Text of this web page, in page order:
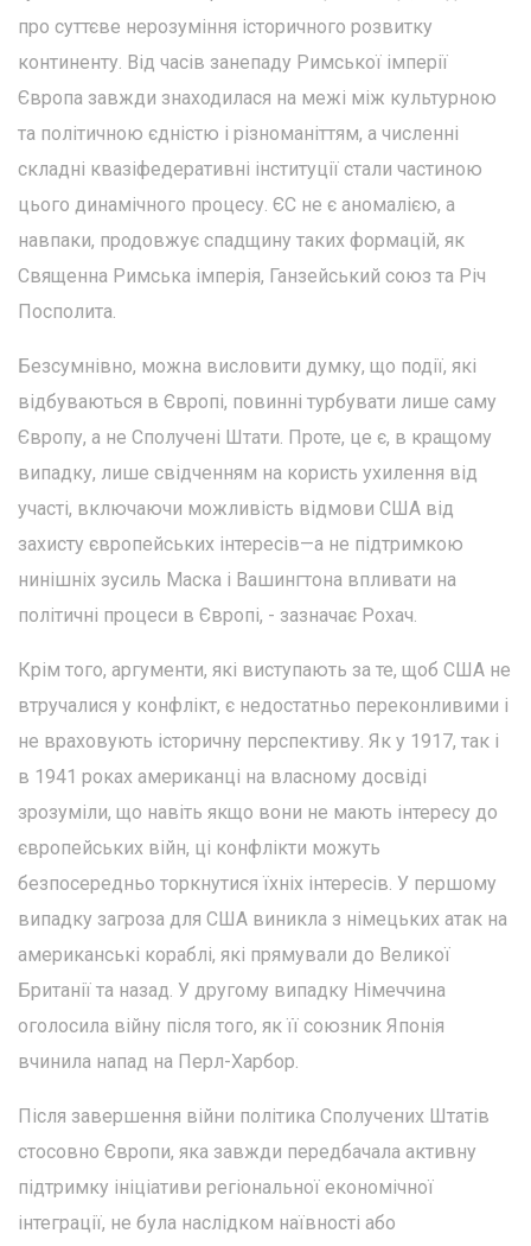
про суттєве нерозуміння історичного розвитку
континенту. Від часів занепаду Римської імперії
Європа завжди знаходилася на межі між культурною
та політичною єдністю і різноманіттям, а численні
складні квазіфедеративні інституції стали частиною
цього динамічного процесу. ЄС не є аномалією, а
навпаки, продовжує спадщину таких формацій, як
Священна Римська імперія, Ганзейський союз та Річ
Посполита.
Безсумнівно, можна висловити думку, що події, які
відбуваються в Європі, повинні турбувати лише саму
Європу, а не Сполучені Штати. Проте, це є, в кращому
випадку, лише свідченням на користь ухилення від
участі, включаючи можливість відмови США від
захисту європейських інтересів—а не підтримкою
нинішніх зусиль Маска і Вашингтона впливати на
політичні процеси в Європі, - зазначає Рохач.
Крім того, аргументи, які виступають за те, щоб США не
втручалися у конфлікт, є недостатньо переконливими і
не враховують історичну перспективу. Як у 1917, так і
в 1941 роках американці на власному досвіді
зрозуміли, що навіть якщо вони не мають інтересу до
європейських війн, ці конфлікти можуть
безпосередньо торкнутися їхніх інтересів. У першому
випадку загроза для США виникла з німецьких атак на
американські кораблі, які прямували до Великої
Британії та назад. У другому випадку Німеччина
оголосила війну після того, як її союзник Японія
вчинила напад на Перл-Харбор.
Після завершення війни політика Сполучених Штатів
стосовно Європи, яка завжди передбачала активну
підтримку ініціативи регіональної економічної
інтеграції, не була наслідком наївності або